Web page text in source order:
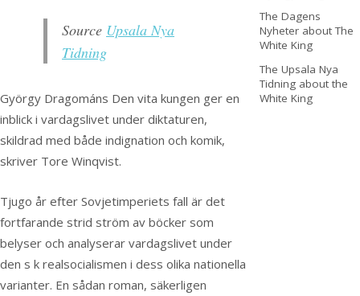
Source Upsala Nya
Tidning
György Dragománs Den vita kungen ger en
inblick i vardagslivet under diktaturen,
skildrad med både indignation och komik,
skriver Tore Winqvist.
Tjugo år efter Sovjetimperiets fall är det
fortfarande strid ström av böcker som
belyser och analyserar vardagslivet under
den s k realsocialismen i dess olika nationella
varianter. En sådan roman, säkerligen
The Dagens
Nyheter about The
White King
The Upsala Nya
Tidning about the
White King